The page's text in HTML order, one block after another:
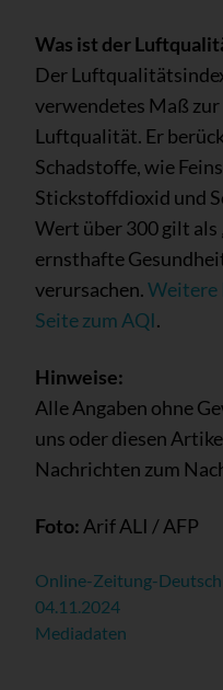
Was ist der
Der
verwendetes Maß
Luftqualität. Er
Schadstoffe, wie
Stickstoffdioxid und
Wert über 300 gilt als
ernsthafte
verursachen.Weitere
Seite zum AQI.
Hinweise:
Alle Angaben ohne
uns oder diesen
Nachrichten zum
Foto: Arif ALI / AFP
Online-Zeitung-
04.11.2024
Mediadaten